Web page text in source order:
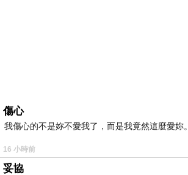
傷心
我傷心的不是妳不愛我了，而是我竟然這麼愛妳。
16 小時前
妥協